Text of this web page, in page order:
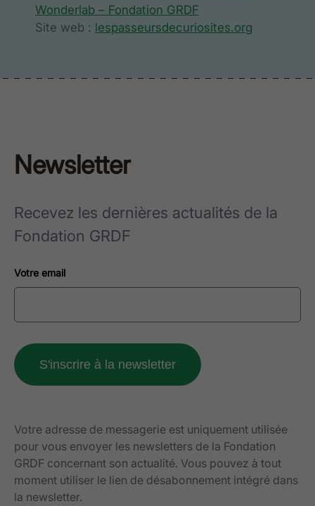
Wonderlab – Fondation GRDF
Site web : lespasseursdecuriosites.org
Newsletter
Recevez les dernières actualités de la
Fondation GRDF
Votre email
Votre adresse de messagerie est uniquement utilisée
pour vous envoyer les newsletters de la Fondation
GRDF concernant son actualité. Vous pouvez à tout
moment utiliser le lien de désabonnement intégré dans
la newsletter.